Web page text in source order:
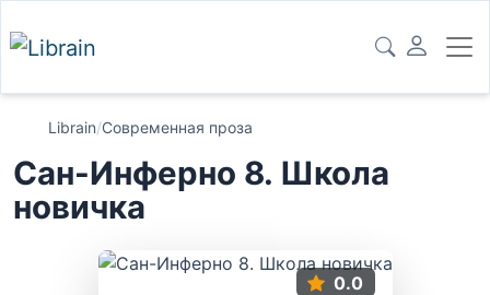
Librain/Современная проза
Сан-Инферно 8. Школа
новичка
0.0